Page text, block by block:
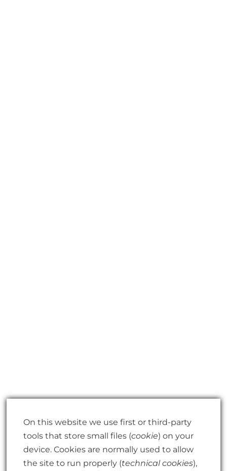
On this website we use first or third-party
tools that store small files (cookie) on your
device. Cookies are normally used to allow
the site to run properly (technical cookies),